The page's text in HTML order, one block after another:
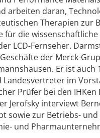
arbeiten daran,
Therapien zur
für die
LCD-Fernseher.
der Merck-
Er ist auch
im
Prüfer bei den
Jerofsky interviewt
sowie zur Betriebs-
und